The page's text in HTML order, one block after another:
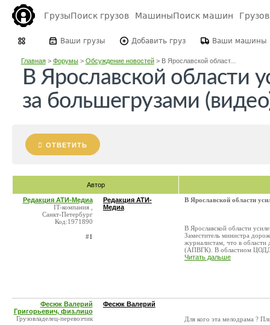
ГрузыПоиск грузов МашиныПоиск машин
Ваши грузы Добавить груз Ваши машины
Главная> Форумы> Обсуждение новостей> В Ярославской област...
В Ярославской области
за большегрузами
ОТВЕТИТЬ
Автор
Редакция АТИ-Медиа
IT-компания ,
Санкт-Петербург
Код:1971890
#1
Редакция АТИ-
Медиа
В Ярославской области
В Ярославской области
Заместитель министра
журналистам, что в области
(АПВГК). В областном
Читать дальше
Фесюк Валерий
Григорьевич, физ.лицо
Грузовладелец-перевозчик
Фесюк Валерий
Для кого эта мелодрама ?